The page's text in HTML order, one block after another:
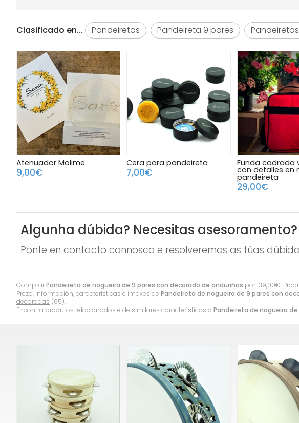
ComprarPandeireta de nogueira de 9 pares con decorado de anduriñas por139,00€.
Prezo, información, características e imaxes de Pandeireta de nogueira de 9 pares con
decoradas (65).
Encontra produtos relacionados e de similares características a Pandeireta de nogueira
Clasificado en... Pandeiretas Pandeireta 9 pares
Atenuador Molime
9,00€
Cera para pandeireta
7,00€
Funda cadrada
con detalles en
pandeireta
29,00€
Algunha dúbida? Necesitas asesoramento?
Ponte en contacto connosco e resolveremos as túas